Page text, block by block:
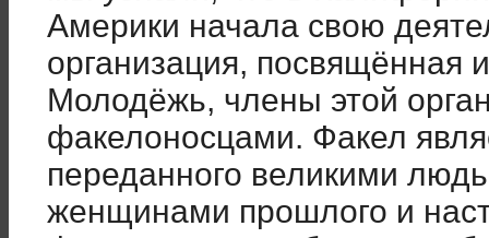
Америки начала свою
организация, посвящённая
Молодёжь, члены этой
факелоносцами. Факел
переданного великими
женщинами прошлого и